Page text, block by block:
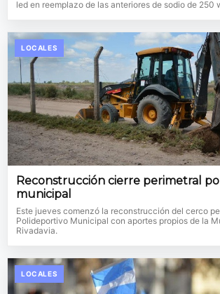
led en reemplazo de las anteriores de sodio de 250
LOCALES
Reconstrucción cierre perimetral
municipal
Este jueves comenzó la reconstrucción del cerco
Polideportivo Municipal con aportes propios de la
Rivadavia.
LOCALES